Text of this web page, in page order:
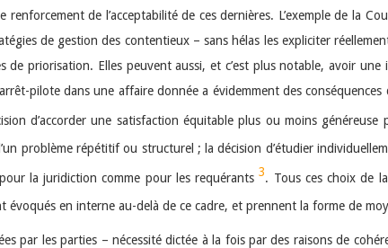
de l’acceptabilité de ces dernières. L’exemple de la
de gestion des contentieux – sans hélas les expliciter
priorisation. Elles peuvent aussi, et c’est plus notable, avoir
pilote dans une affaire donnée a évidemment des
d’accorder une satisfaction équitable plus ou moins
problème répétitif ou structurel ; la décision d’étudier
la juridiction comme pour les requérants3. Tous ces choix de
en interne au-delà de ce cadre, et prennent la forme de
par les parties – nécessité dictée à la fois par des raisons de